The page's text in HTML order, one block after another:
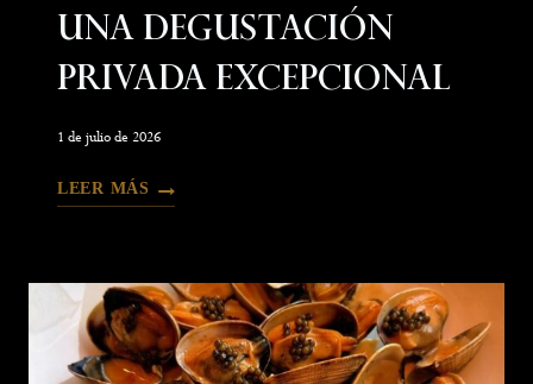
Una Degustación
Privada Excepcional
1 de julio de 2026
LEER MÁS